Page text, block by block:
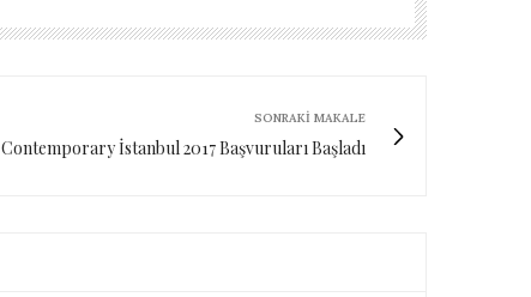
SONRAKI MAKALE
Contemporary İstanbul 2017 Başvuruları Başladı